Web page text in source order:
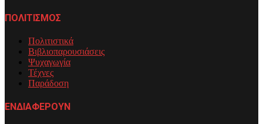
ΠΟΛΙΤΙΣΜΟΣ
Πολιτιστικά
Βιβλιοπαρουσιάσεις
Ψυχαγωγία
Τέχνες
Παράδοση
ΕΝΔΙΑΦΕΡΟΥΝ